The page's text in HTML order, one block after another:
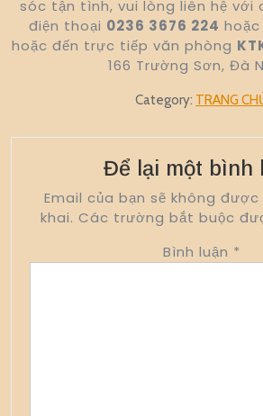
sóc tận tình, vui lòng liên hệ với
điện thoại 0236 3676 224 hoặc
hoặc đến trực tiếp văn phòng
166 Trường Sơn, Đà
Category: TRANG
Để lại một bình
Email của bạn sẽ không
khai. Các trường bắt buộc
Bình luận *